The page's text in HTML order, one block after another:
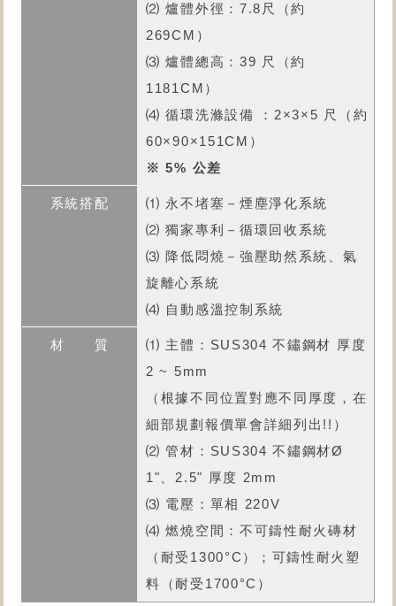
⑵ 爐體外徑：7.8尺（約
269CM）
⑶ 爐體總高：39 尺（約
1181CM）
⑷ 循環洗滌設備 ：2×3×5 尺（約
60×90×151CM）
※ 5% 公差
⑴ 永不堵塞－煙塵淨化系統
⑵ 獨家專利－循環回收系統
⑶ 降低悶燒－強壓助然系統、氣
旋離心系統
⑷ 自動感溫控制系統
⑴ 主體：SUS304 不鏽鋼材 厚度
2 ~ 5mm
（根據不同位置對應不同厚度，在
細部規劃報價單會詳細列出!!）
⑵ 管材：SUS304 不鏽鋼材Ø
1"、2.5" 厚度 2mm
⑶ 電壓：單相 220V
⑷ 燃燒空間：不可鑄性耐火磚材
（耐受1300°C）；可鑄性耐火塑
料（耐受1700°C）